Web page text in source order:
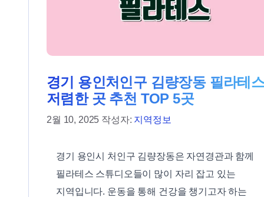
경기 용인처인구 김량장동 필라테
저렴한 곳 추천 TOP 5곳
2월 10, 2025 작성자: 지역정보
경기 용인시 처인구 김량장동은 자연경관과 함께
필라테스 스튜디오들이 많이 자리 잡고 있는
지역입니다. 운동을 통해 건강을 챙기고자 하는